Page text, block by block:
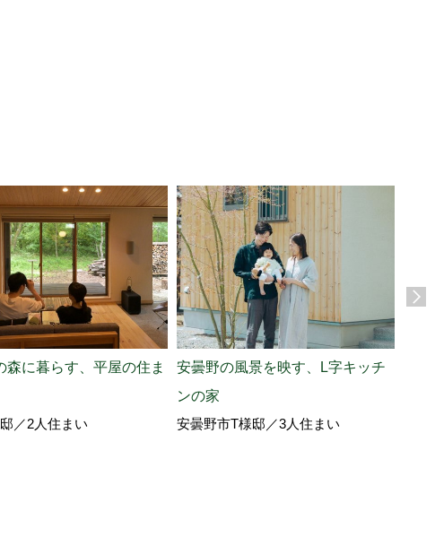
森に暮らす、平屋の住ま
／2人住まい
安曇野の風景を映す、L字キッチ
ンの家
安曇野市T様邸／3人住まい